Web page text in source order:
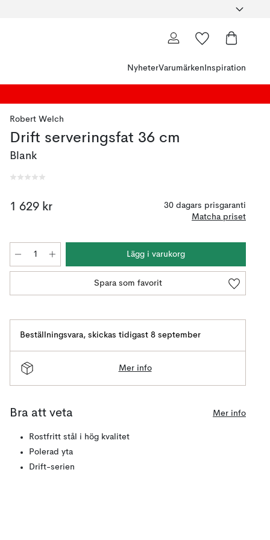
NyheterVarumärken Inspiration
Robert Welch
Drift serveringsfat 36 cm
Blank
1 629 kr
30 dagars prisgaranti
Matcha priset
Lägg i varukorg
Spara som favorit
Beställningsvara, skickas tidigast 8 september
Mer info
Bra att veta Mer info
Rostfritt stål i hög kvalitet
Polerad yta
Drift-serien